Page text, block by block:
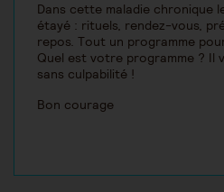
Dans cette maladie chronique
étayé : rituels, rendez-vous,
repos. Tout un programme
Quel est votre programme ? Il
sans culpabilité !
Bon courage